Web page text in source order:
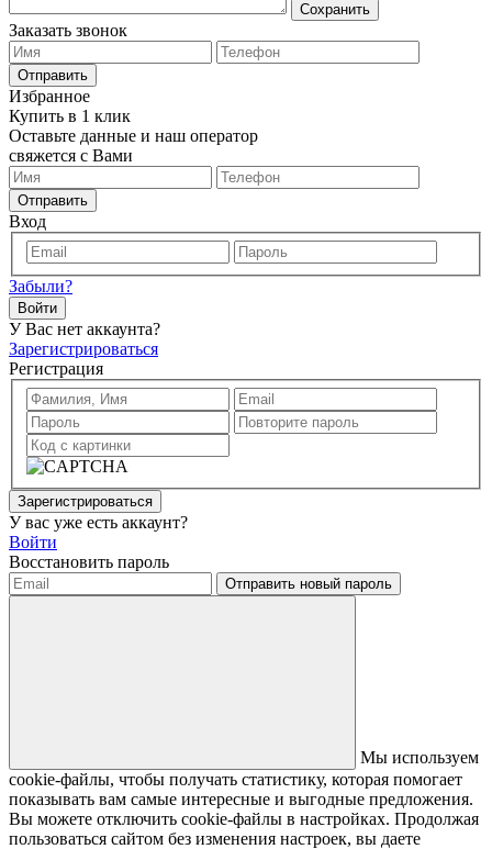
Сохранить
Заказать звонок
Отправить
Избранное
Купить в 1 клик
Оставьте данные и наш оператор
свяжется с Вами
Отправить
Вход
Забыли?
Войти
У Вас нет аккаунта?
Зарегистрироваться
Регистрация
Зарегистрироваться
У вас уже есть аккаунт?
Войти
Восстановить пароль
Отправить новый пароль
Мы используем
cookie-файлы, чтобы получать статистику, которая помогает
показывать вам самые интересные и выгодные предложения.
Вы можете отключить cookie-файлы в настройках. Продолжая
пользоваться сайтом без изменения настроек, вы даете